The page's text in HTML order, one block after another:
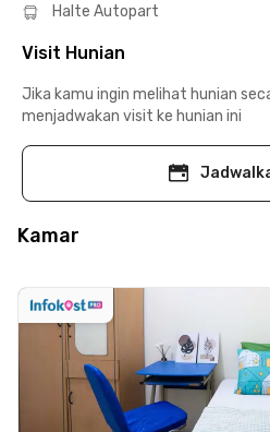
Halte Autopart
Visit Hunian
Jika kamu ingin melihat hunian
menjadwakan visit ke hunian ini
Kamar